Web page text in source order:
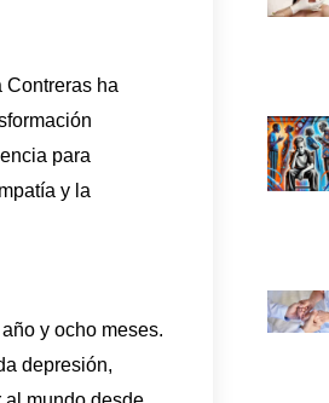
Contreras ha
para
y la
y ocho meses.
depresión,